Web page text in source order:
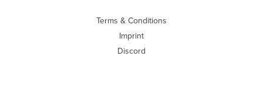
Terms & Conditions
Imprint
Discord